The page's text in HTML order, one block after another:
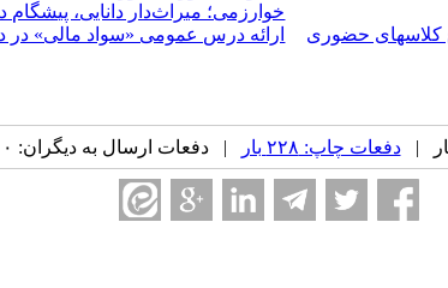
خوارزمی؛ میراث‌دار دانایی،
کلاسهای حضوری
ارائه درس عمومی «سواد مالی» در
دفعات چاپ: ۲۲۸ بار | دفعات ارسال به دیگران: ۰ بار |